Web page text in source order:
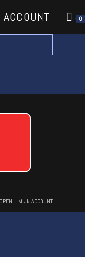
0
MIJN ACCOUNT